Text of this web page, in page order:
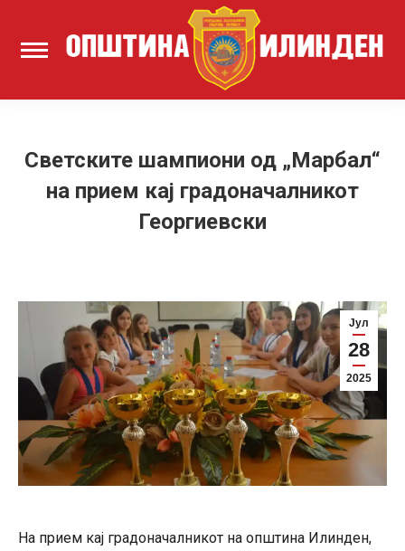
Светските шампиони од „Марбал“
на прием кај градоначалникот
Георгиевски
Јул
28
2025
На прием кај градоначалникот на општина Илинден,